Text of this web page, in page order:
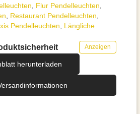
Flur Pendelleuchten
Restaurant Pendelleuchten
Pendelleuchten
Längliche
Anzeigen
herunterladen